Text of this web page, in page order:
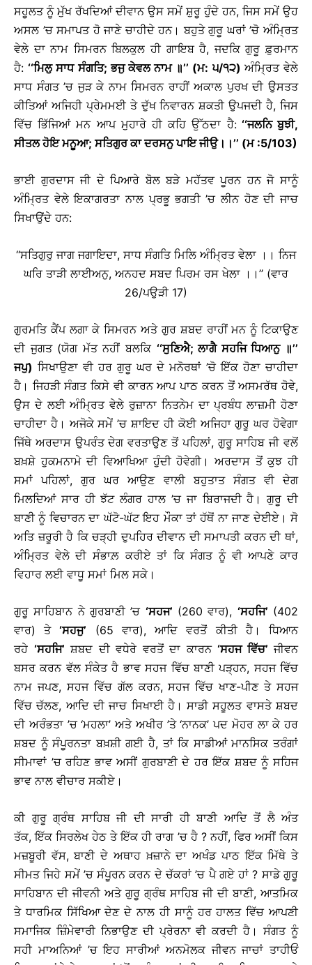
ਸਹੂਲਤ ਨੂੰ ਮੁੱਖ ਰੱਖਦਿਆਂ ਦੀਵਾਨ ਉਸ ਸਮੇਂ ਸ਼ੁਰੂ ਹੁੰਦੇ ਹਨ, ਜਿਸ ਸਮੇਂ ਉਹ
ਅਸਲ ’ਚ ਸਮਾਪਤ ਹੋ ਜਾਣੇ ਚਾਹੀਦੇ ਹਨ। ਬਹੁਤੇ ਗੁਰੂ ਘਰਾਂ ’ਚੋ ਅੰਮ੍ਰਿਤ
ਵੇਲੇ ਦਾ ਨਾਮ ਸਿਮਰਨ ਬਿਲਕੁਲ ਹੀ ਗਾਇਬ ਹੈ, ਜਦਕਿ ਗੁਰੂ ਫ਼ੁਰਮਾਨ
ਹੈ:‘‘ਮਿਲੁ ਸਾਧ ਸੰਗਤਿ; ਭਜੁ ਕੇਵਲ ਨਾਮ ॥’’ (ਮ: ੫/੧੨) ਅੰਮ੍ਰਿਤ ਵੇਲੇ
ਸਾਧ ਸੰਗਤ ’ਚ ਜੁੜ ਕੇ ਨਾਮ ਸਿਮਰਨ ਰਾਹੀਂ ਅਕਾਲ ਪੁਰਖ ਦੀ ਉਸਤਤ
ਕੀਤਿਆਂ ਅਜਿਹੀ ਪ੍ਰੇਮਮਈ ਤੇ ਦੁੱਖ ਨਿਵਾਰਨ ਸ਼ਕਤੀ ਉਪਜਦੀ ਹੈ, ਜਿਸ
ਵਿੱਚ ਭਿੱਜਿਆਂ ਮਨ ਆਪ ਮੁਹਾਰੇ ਹੀ ਕਹਿ ਉੱਠਦਾ ਹੈ:‘‘ਜਲਨਿ ਬੁਝੀ,
ਸੀਤਲ ਹੋਇ ਮਨੂਆ; ਸਤਿਗੁਰ ਕਾ ਦਰਸਨੁ ਪਾਇ ਜੀਉ।।’’ (ਮ :5/103)
ਭਾਈ ਗੁਰਦਾਸ ਜੀ ਦੇ ਪਿਆਰੇ ਬੋਲ ਬੜੇ ਮਹੱਤਵ ਪੂਰਨ ਹਨ ਜੋ ਸਾਨੂੰ
ਅੰਮ੍ਰਿਤ ਵੇਲੇ ਇਕਾਗਰਤਾ ਨਾਲ ਪ੍ਰਭੂ ਭਗਤੀ ’ਚ ਲੀਨ ਹੋਣ ਦੀ ਜਾਚ
ਸਿਖਾਉਂਦੇ ਹਨ:
‘‘ਸਤਿਗੁਰੁ ਜਾਗ ਜਗਾਇਦਾ, ਸਾਧ ਸੰਗਤਿ ਮਿਲਿ ਅੰਮ੍ਰਿਤ ਵੇਲਾ ।। ਨਿਜ
ਘਰਿ ਤਾੜੀ ਲਾਈਅਨੁ, ਅਨਹਦ ਸਬਦ ਪਿਰਮ ਰਸ ਖੇਲਾ ।।’’ (ਵਾਰ
26/ਪਉੜੀ 17)
ਗੁਰਮਤਿ ਕੈਂਪ ਲਗਾ ਕੇ ਸਿਮਰਨ ਅਤੇ ਗੁਰ ਸ਼ਬਦ ਰਾਹੀਂ ਮਨ ਨੂੰ ਟਿਕਾਉਣ
ਦੀ ਜੁਗਤ (ਯੋਗ ਮੱਤ ਨਹੀਂ ਬਲਕਿ ‘‘ਸੁਣਿਐ; ਲਾਗੈ ਸਹਜਿ ਧਿਆਨੁ ॥’’
ਜਪੁ) ਸਿਖਾਉਣਾ ਵੀ ਹਰ ਗੁਰੂ ਘਰ ਦੇ ਮਨੋਰਥਾਂ ’ਚੋ ਇੱਕ ਹੋਣਾ ਚਾਹੀਦਾ
ਹੈ। ਜਿਹੜੀ ਸੰਗਤ ਕਿਸੇ ਵੀ ਕਾਰਨ ਆਪ ਪਾਠ ਕਰਨ ਤੋਂ ਅਸਮਰੱਥ ਹੋਵੇ,
ਉਸ ਦੇ ਲਈ ਅੰਮ੍ਰਿਤ ਵੇਲੇ ਰੁਜ਼ਾਨਾ ਨਿਤਨੇਮ ਦਾ ਪ੍ਰਬੰਧ ਲਾਜ਼ਮੀ ਹੋਣਾ
ਚਾਹੀਦਾ ਹੈ। ਅਜੋਕੇ ਸਮੇਂ ’ਚ ਸ਼ਾਇਦ ਹੀ ਕੋਈ ਅਜਿਹਾ ਗੁਰੂ ਘਰ ਹੋਵੇਗਾ
ਜਿੱਥੇ ਅਰਦਾਸ ਉਪਰੰਤ ਦੇਗ ਵਰਤਾਉਣ ਤੋਂ ਪਹਿਲਾਂ, ਗੁਰੂ ਸਾਹਿਬ ਜੀ ਵਲੋਂ
ਬਖ਼ਸ਼ੇ ਹੁਕਮਨਾਮੇ ਦੀ ਵਿਆਖਿਆ ਹੁੰਦੀ ਹੋਵੇਗੀ। ਅਰਦਾਸ ਤੋਂ ਕੁਝ ਹੀ
ਸਮਾਂ ਪਹਿਲਾਂ, ਗੁਰ ਘਰ ਆਉਣ ਵਾਲੀ ਬਹੁਤਾਤ ਸੰਗਤ ਵੀ ਦੇਗ
ਮਿਲਦਿਆਂ ਸਾਰ ਹੀ ਝੱਟ ਲੰਗਰ ਹਾਲ ’ਚ ਜਾ ਬਿਰਾਜਦੀ ਹੈ। ਗੁਰੂ ਦੀ
ਬਾਣੀ ਨੂੰ ਵਿਚਾਰਨ ਦਾ ਘੱਟੋ-ਘੱਟ ਇਹ ਮੌਕਾ ਤਾਂ ਹੱਥੋਂ ਨਾ ਜਾਣ ਦੇਈਏ। ਸੋ
ਅਤਿ ਜ਼ਰੂਰੀ ਹੈ ਕਿ ਚੜ੍ਹੀ ਦੁਪਹਿਰ ਦੀਵਾਨ ਦੀ ਸਮਾਪਤੀ ਕਰਨ ਦੀ ਥਾਂ,
ਅੰਮ੍ਰਿਤ ਵੇਲੇ ਦੀ ਸੰਭਾਲ਼ ਕਰੀਏ ਤਾਂ ਕਿ ਸੰਗਤ ਨੂੰ ਵੀ ਆਪਣੇ ਕਾਰ
ਵਿਹਾਰ ਲਈ ਵਾਧੂ ਸਮਾਂ ਮਿਲ ਸਕੇ।
ਗੁਰੂ ਸਾਹਿਬਾਨ ਨੇ ਗੁਰਬਾਣੀ ’ਚ ‘ਸਹਜ’ (260 ਵਾਰ), ‘ਸਹਜਿ’ (402
ਵਾਰ) ਤੇ‘ਸਹਜੁ’ (65 ਵਾਰ), ਆਦਿ ਵਰਤੋਂ ਕੀਤੀ ਹੈ। ਧਿਆਨ
ਰਹੇ ‘ਸਹਜਿ’ ਸ਼ਬਦ ਦੀ ਵਧੇਰੇ ਵਰਤੋਂ ਦਾ ਕਾਰਨ ‘ਸਹਜ ਵਿੱਚ’ ਜੀਵਨ
ਬਸਰ ਕਰਨ ਵੱਲ ਸੰਕੇਤ ਹੈ ਭਾਵ ਸਹਜ ਵਿੱਚ ਬਾਣੀ ਪੜ੍ਹਨ, ਸਹਜ ਵਿੱਚ
ਨਾਮ ਜਪਣ, ਸਹਜ ਵਿੱਚ ਗੱਲ ਕਰਨ, ਸਹਜ ਵਿੱਚ ਖਾਣ-ਪੀਣ ਤੇ ਸਹਜ
ਵਿੱਚ ਚੱਲਣ, ਆਦਿ ਦੀ ਜਾਚ ਸਿਖਾਈ ਹੈ। ਸਾਡੀ ਸਹੂਲਤ ਵਾਸਤੇ ਸ਼ਬਦ
ਦੀ ਅਰੰਭਤਾ ’ਚ ‘ਮਹਲਾ’ ਅਤੇ ਅਖੀਰ ’ਤੇ ‘ਨਾਨਕ’ ਪਦ ਮੋਹਰ ਲਾ ਕੇ ਹਰ
ਸ਼ਬਦ ਨੂੰ ਸੰਪੂਰਨਤਾ ਬਖ਼ਸ਼ੀ ਗਈ ਹੈ, ਤਾਂ ਕਿ ਸਾਡੀਆਂ ਮਾਨਸਿਕ ਤਰੰਗਾਂ
ਸੀਮਾਵਾਂ ’ਚ ਰਹਿਣ ਭਾਵ ਅਸੀਂ ਗੁਰਬਾਣੀ ਦੇ ਹਰ ਇੱਕ ਸ਼ਬਦ ਨੂੰ ਸਹਿਜ
ਭਾਵ ਨਾਲ ਵੀਚਾਰ ਸਕੀਏ।
ਕੀ ਗੁਰੂ ਗ੍ਰੰਥ ਸਾਹਿਬ ਜੀ ਦੀ ਸਾਰੀ ਹੀ ਬਾਣੀ ਆਦਿ ਤੋਂ ਲੈ ਅੰਤ
ਤੱਕ, ਇੱਕ ਸਿਰਲੇਖ ਹੇਠ ਤੇ ਇੱਕ ਹੀ ਰਾਗ ’ਚ ਹੈ ? ਨਹੀਂ, ਫਿਰ ਅਸੀਂ ਕਿਸ
ਮਜ਼ਬੂਰੀ ਵੱਸ, ਬਾਣੀ ਦੇ ਅਥਾਹ ਖ਼ਜ਼ਾਨੇ ਦਾ ਅਖੰਡ ਪਾਠ ਇੱਕ ਮਿੱਥੇ ਤੇ
ਸੀਮਤ ਜਿਹੇ ਸਮੇਂ ’ਚ ਸੰਪੂਰਨ ਕਰਨ ਦੇ ਚੱਕਰਾਂ ’ਚ ਪੈ ਗਏ ਹਾਂ ? ਸਾਡੇ ਗੁਰੂ
ਸਾਹਿਬਾਨ ਦੀ ਜੀਵਨੀ ਅਤੇ ਗੁਰੂ ਗ੍ਰੰਥ ਸਾਹਿਬ ਜੀ ਦੀ ਬਾਣੀ, ਆਤਮਿਕ
ਤੇ ਧਾਰਮਿਕ ਸਿੱਖਿਆ ਦੇਣ ਦੇ ਨਾਲ ਹੀ ਸਾਨੂੰ ਹਰ ਹਾਲਤ ਵਿੱਚ ਆਪਣੀ
ਸਮਾਜਿਕ ਜ਼ਿੰਮੇਵਾਰੀ ਨਿਭਾਉਣ ਦੀ ਪ੍ਰੇਰਨਾ ਵੀ ਕਰਦੀ ਹੈ। ਸੰਗਤ ਨੂੰ
ਸਹੀ ਮਾਅਨਿਆਂ ’ਚ ਇਹ ਸਾਰੀਆਂ ਅਨਮੋਲਕ ਜੀਵਨ ਜਾਚਾਂ ਤਾਹੀਓਂ